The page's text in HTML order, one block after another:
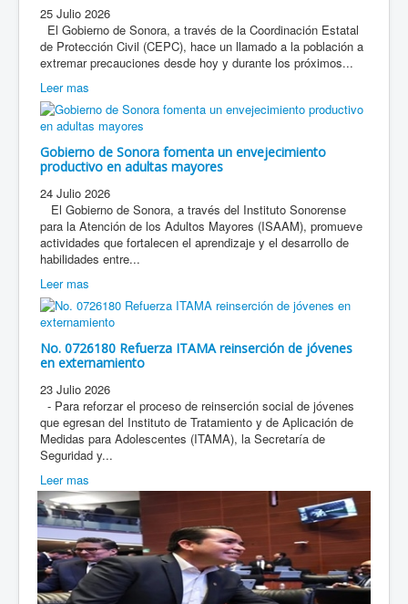
25 Julio 2026
El Gobierno de Sonora, a través de la Coordinación Estatal
de Protección Civil (CEPC), hace un llamado a la población a
extremar precauciones desde hoy y durante los próximos...
Leer mas
Gobierno de Sonora fomenta un envejecimiento
productivo en adultas mayores
24 Julio 2026
El Gobierno de Sonora, a través del Instituto Sonorense
para la Atención de los Adultos Mayores (ISAAM), promueve
actividades que fortalecen el aprendizaje y el desarrollo de
habilidades entre...
Leer mas
No. 0726180 Refuerza ITAMA reinserción de jóvenes
en externamiento
23 Julio 2026
- Para reforzar el proceso de reinserción social de jóvenes
que egresan del Instituto de Tratamiento y de Aplicación de
Medidas para Adolescentes (ITAMA), la Secretaría de
Seguridad y...
Leer mas